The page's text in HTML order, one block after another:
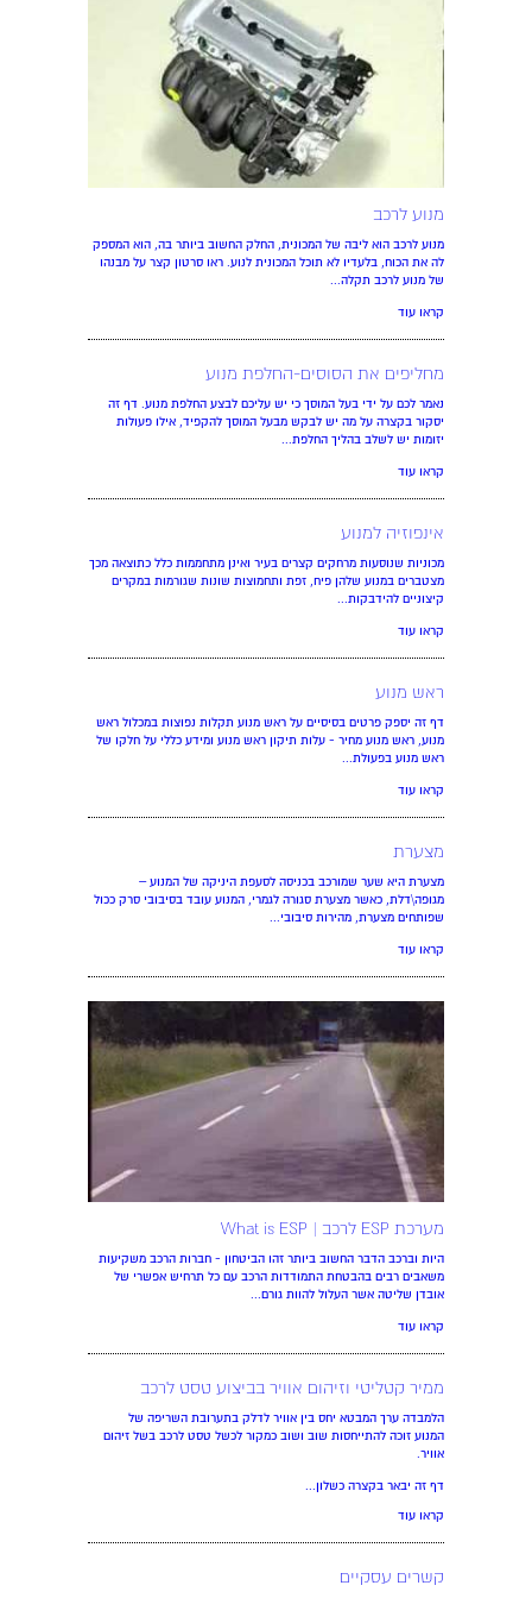
מנוע לרכב
מנוע לרכב הוא ליבה של המכונית, החלק החשוב ביותר בה, הוא המספק
לה את הכוח, בלעדיו לא תוכל המכונית לנוע. ראו סרטון קצר על מבנהו
של מנוע לרכב תקלה...
קראו עוד
מחליפים את הסוסים-החלפת מנוע
נאמר לכם על ידי בעל המוסך כי יש עליכם לבצע החלפת מנוע. דף זה
יסקור בקצרה על מה יש לבקש מבעל המוסך להקפיד, אילו פעולות
יזומות יש לשלב בהליך החלפת...
קראו עוד
אינפוזיה למנוע
מכוניות שנוסעות מרחקים קצרים בעיר ואינן מתחממות כלל כתוצאה מכך
מצטברים במנוע שלהן פיח, זפת ותחמוצות שונות שגורמות במקרים
קיצוניים להידבקות...
קראו עוד
ראש מנוע
דף זה יספק פרטים בסיסיים על ראש מנוע תקלות נפוצות במכלול ראש
מנוע, ראש מנוע מחיר - עלות תיקון ראש מנוע ומידע כללי על חלקו של
ראש מנוע בפעולת...
קראו עוד
מצערת
מצערת היא שער שמורכב בכניסה לסעפת היניקה של המנוע –
מגופה\דלת, כאשר מצערת סגורה לגמרי, המנוע עובד בסיבובי סרק ככול
שפותחים מצערת, מהירות סיבובי...
קראו עוד
מערכת ESP לרכב | What is ESP
היות וברכב הדבר החשוב ביותר זהו הביטחון - חברות הרכב משקיעות
משאבים רבים בהבטחת התמודדות הרכב עם כל תרחיש אפשרי של
אובדן שליטה אשר העלול להוות גורם...
קראו עוד
ממיר קטליטי וזיהום אוויר בביצוע טסט לרכב
הלמבדה ערך המבטא יחס בין אוויר לדלק בתערובת השריפה של
המנוע זוכה להתייחסות שוב ושוב כמקור לכשל טסט לרכב בשל זיהום
אוויר.
דף זה יבאר בקצרה כשלון...
קראו עוד
קשרים עסקיים